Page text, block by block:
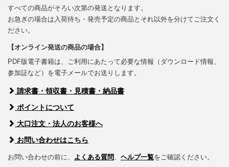
すべての商品がそろい次第の発送となります。
お急ぎの場合は入荷待ち・発売予定の商品とそれ以外を分けてご注文く
ださい。
【オンライン発送の商品の場合】
PDF版電子書籍は、ご利用にあたって必要な情報（ダウンロード情報、
参加証など）を電子メールでお送りします。
請求書・領収書・見積書・納品書
ポイントについて
大口注文・法人のお客様へ
お問い合わせはこちら
お問い合わせの前に、 よくある質問、 ヘルプ一覧をご確認ください。